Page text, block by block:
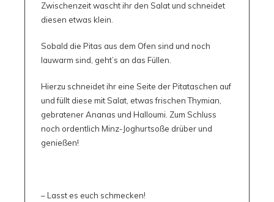
Zwischenzeit wascht ihr den Salat und schneidet
diesen etwas klein.
Sobald die Pitas aus dem Ofen sind und noch
lauwarm sind, geht’s an das Füllen.
Hierzu schneidet ihr eine Seite der Pitataschen auf
und füllt diese mit Salat, etwas frischen Thymian,
gebratener Ananas und Halloumi. Zum Schluss
noch ordentlich Minz-Joghurtsoße drüber und
genießen!
– Lasst es euch schmecken!